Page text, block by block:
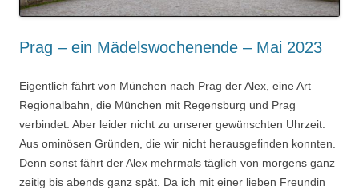
Prag – ein Mädelswochenende – Mai 2023
Eigentlich fährt von München nach Prag der Alex, eine Art
Regionalbahn, die München mit Regensburg und Prag
verbindet. Aber leider nicht zu unserer gewünschten Uhrzeit.
Aus ominösen Gründen, die wir nicht herausgefinden konnten.
Denn sonst fährt der Alex mehrmals täglich von morgens ganz
zeitig bis abends ganz spät. Da ich mit einer lieben Freundin